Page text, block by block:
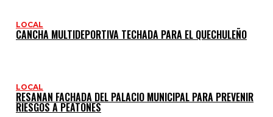
LOCAL
CANCHA MULTIDEPORTIVA TECHADA PARA EL QUECHULEÑO
LOCAL
RESANAN FACHADA DEL PALACIO MUNICIPAL PARA PREVENIR
RIESGOS A PEATONES